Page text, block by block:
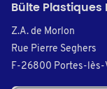
Bülte Plastiques
Z.A. de Morlon
Rue Pierre Seghers
F-26800 Portes-lès-